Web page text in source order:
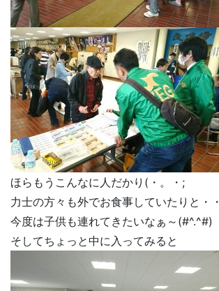
ほらもうこんなに人だかり(・。・;
力士の方々も外でお食事していたりと・・
今度は子供も連れてきたいなぁ～(#^.^#)
そしてちょっと中に入ってみると